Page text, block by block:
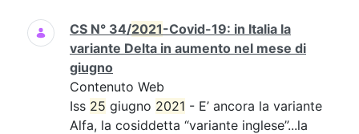
CS N° 34/2021-Covid-19: in Italia la
variante Delta in aumento nel mese di
giugno
Contenuto Web
Iss 25 giugno 2021 - E’ ancora la variante
Alfa, la cosiddetta “variante inglese”...la